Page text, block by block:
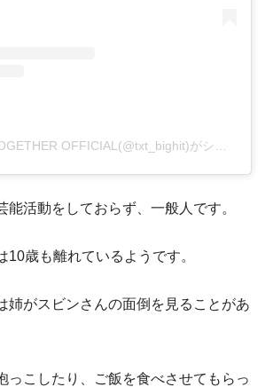
能活動をしておらず、一般人です。
10歳も離れているようです。
姉がスビンさんの面倒を見ることがあ
っこしたり、ご飯を食べさせてもらっ